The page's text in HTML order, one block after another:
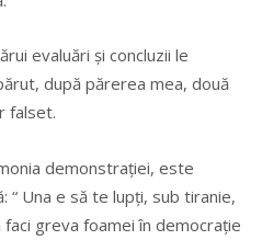
evaluări și concluzii le
după părerea mea, două
falset.
demonstrației, este
Una e să te lupți, sub tiranie,
greva foamei în democrație